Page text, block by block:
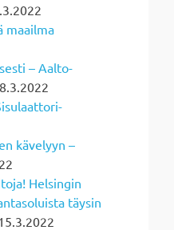
maailma
– Aalto-
kävelyyn –
Helsingin
täysin